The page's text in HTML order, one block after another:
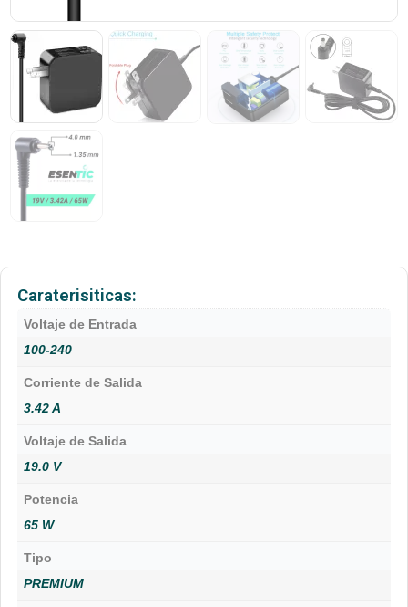
Caraterisiticas:
Voltaje de Entrada
100-240
Corriente de Salida
3.42 A
Voltaje de Salida
19.0 V
Potencia
65 W
Tipo
PREMIUM